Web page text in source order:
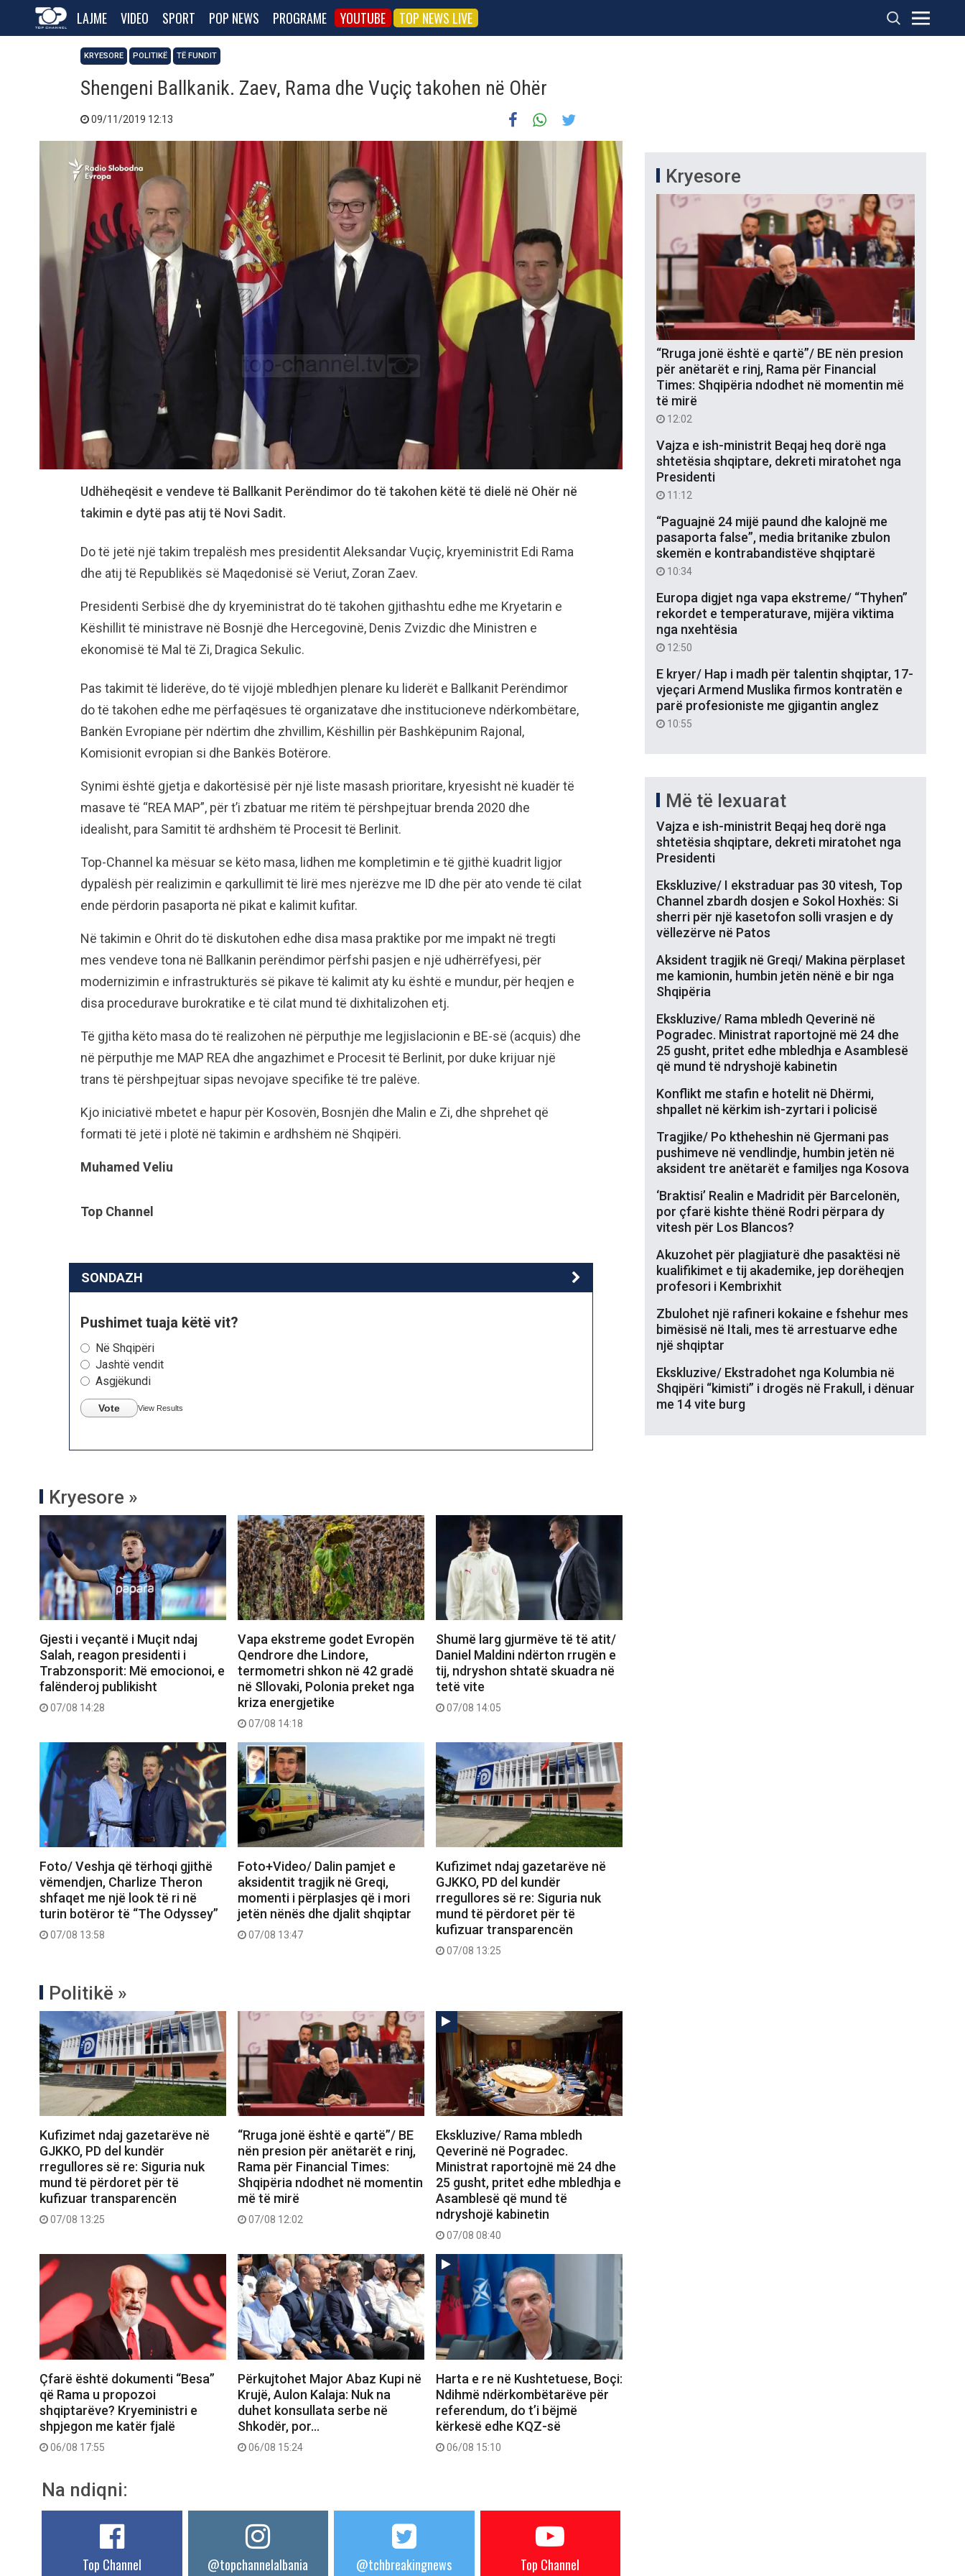
LAJME VIDEO SPORT POP NEWS PROGRAME YOUTUBE TOP NEWS LIVE
KRYESORE POLITIKË TË FUNDIT
Shengeni Ballkanik. Zaev, Rama dhe Vuçiç takohen në Ohër
09/11/2019 12:13
Udhëheqësit e vendeve të Ballkanit Perëndimor do të takohen këtë të dielë në Ohër në
takimin e dytë pas atij të Novi Sadit.
Do të jetë një takim trepalësh mes presidentit Aleksandar Vuçiç, kryeministrit Edi Rama
dhe atij të Republikës së Maqedonisë së Veriut, Zoran Zaev.
Presidenti Serbisë dhe dy kryeministrat do të takohen gjithashtu edhe me Kryetarin e
Këshillit të ministrave në Bosnjë dhe Hercegovinë, Denis Zvizdic dhe Ministren e
ekonomisë të Mal të Zi, Dragica Sekulic.
Pas takimit të liderëve, do të vijojë mbledhjen plenare ku liderët e Ballkanit Perëndimor
do të takohen edhe me përfaqësues të organizatave dhe institucioneve ndërkombëtare,
Bankën Evropiane për ndërtim dhe zhvillim, Këshillin për Bashkëpunim Rajonal,
Komisionit evropian si dhe Bankës Botërore.
Synimi është gjetja e dakortësisë për një liste masash prioritare, kryesisht në kuadër të
masave të “REA MAP”, për t’i zbatuar me ritëm të përshpejtuar brenda 2020 dhe
idealisht, para Samitit të ardhshëm të Procesit të Berlinit.
Top-Channel ka mësuar se këto masa, lidhen me kompletimin e të gjithë kuadrit ligjor
dypalësh për realizimin e qarkullimit të lirë mes njerëzve me ID dhe për ato vende të cilat
ende përdorin pasaporta në pikat e kalimit kufitar.
Në takimin e Ohrit do të diskutohen edhe disa masa praktike por me impakt në tregti
mes vendeve tona në Ballkanin perëndimor përfshi pasjen e një udhërrëfyesi, për
modernizimin e infrastrukturës së pikave të kalimit aty ku është e mundur, për heqjen e
disa procedurave burokratike e të cilat mund të dixhitalizohen etj.
Të gjitha këto masa do të realizohen në përputhje me legjislacionin e BE-së (acquis) dhe
në përputhje me MAP REA dhe angazhimet e Procesit të Berlinit, por duke krijuar një
trans të përshpejtuar sipas nevojave specifike të tre palëve.
Kjo iniciativë mbetet e hapur për Kosovën, Bosnjën dhe Malin e Zi, dhe shprehet që
formati të jetë i plotë në takimin e ardhshëm në Shqipëri.
Muhamed Veliu
Top Channel
SONDAZH
Pushimet tuaja këtë vit?
Në Shqipëri
Jashtë vendit
Asgjëkundi
Vote View Results
Kryesore »
Gjesti i veçantë i Muçit ndaj
Salah, reagon presidenti i
Trabzonsporit: Më emocionoi, e
falënderoj publikisht
07/08 14:28
Vapa ekstreme godet Evropën
Qendrore dhe Lindore,
termometri shkon në 42 gradë
në Sllovaki, Polonia preket nga
kriza energjetike
07/08 14:18
Shumë larg gjurmëve të të atit/
Daniel Maldini ndërton rrugën e
tij, ndryshon shtatë skuadra në
tetë vite
07/08 14:05
Foto/ Veshja që tërhoqi gjithë
vëmendjen, Charlize Theron
shfaqet me një look të ri në
turin botëror të “The Odyssey”
07/08 13:58
Foto+Video/ Dalin pamjet e
aksidentit tragjik në Greqi,
momenti i përplasjes që i mori
jetën nënës dhe djalit shqiptar
07/08 13:47
Kufizimet ndaj gazetarëve në
GJKKO, PD del kundër
rregullores së re: Siguria nuk
mund të përdoret për të
kufizuar transparencën
07/08 13:25
Politikë »
Kufizimet ndaj gazetarëve në
GJKKO, PD del kundër
rregullores së re: Siguria nuk
mund të përdoret për të
kufizuar transparencën
07/08 13:25
“Rruga jonë është e qartë”/ BE
nën presion për anëtarët e rinj,
Rama për Financial Times:
Shqipëria ndodhet në momentin
më të mirë
07/08 12:02
Ekskluzive/ Rama mbledh
Qeverinë në Pogradec.
Ministrat raportojnë më 24 dhe
25 gusht, pritet edhe mbledhja e
Asamblesë që mund të
ndryshojë kabinetin
07/08 08:40
Çfarë është dokumenti “Besa”
që Rama u propozoi
shqiptarëve? Kryeministri e
shpjegon me katër fjalë
06/08 17:55
Përkujtohet Major Abaz Kupi në
Krujë, Aulon Kalaja: Nuk na
duhet konsullata serbe në
Shkodër, por…
06/08 15:24
Harta e re në Kushtetuese, Boçi:
Ndihmë ndërkombëtarëve për
referendum, do t’i bëjmë
kërkesë edhe KQZ-së
06/08 15:10
Na ndiqni:
Top Channel @topchannelalbania @tchbreakingnews Top Channel
Kryesore
“Rruga jonë është e qartë”/ BE nën presion
për anëtarët e rinj, Rama për Financial
Times: Shqipëria ndodhet në momentin më
të mirë
12:02
Vajza e ish-ministrit Beqaj heq dorë nga
shtetësia shqiptare, dekreti miratohet nga
Presidenti
11:12
“Paguajnë 24 mijë paund dhe kalojnë me
pasaporta false”, media britanike zbulon
skemën e kontrabandistëve shqiptarë
10:34
Europa digjet nga vapa ekstreme/ “Thyhen”
rekordet e temperaturave, mijëra viktima
nga nxehtësia
12:50
E kryer/ Hap i madh për talentin shqiptar, 17-
vjeçari Armend Muslika firmos kontratën e
parë profesioniste me gjigantin anglez
10:55
Më të lexuarat
Vajza e ish-ministrit Beqaj heq dorë nga
shtetësia shqiptare, dekreti miratohet nga
Presidenti
Ekskluzive/ I ekstraduar pas 30 vitesh, Top
Channel zbardh dosjen e Sokol Hoxhës: Si
sherri për një kasetofon solli vrasjen e dy
vëllezërve në Patos
Aksident tragjik në Greqi/ Makina përplaset
me kamionin, humbin jetën nënë e bir nga
Shqipëria
Ekskluzive/ Rama mbledh Qeverinë në
Pogradec. Ministrat raportojnë më 24 dhe
25 gusht, pritet edhe mbledhja e Asamblesë
që mund të ndryshojë kabinetin
Konflikt me stafin e hotelit në Dhërmi,
shpallet në kërkim ish-zyrtari i policisë
Tragjike/ Po ktheheshin në Gjermani pas
pushimeve në vendlindje, humbin jetën në
aksident tre anëtarët e familjes nga Kosova
‘Braktisi’ Realin e Madridit për Barcelonën,
por çfarë kishte thënë Rodri përpara dy
vitesh për Los Blancos?
Akuzohet për plagjiaturë dhe pasaktësi në
kualifikimet e tij akademike, jep dorëheqjen
profesori i Kembrixhit
Zbulohet një rafineri kokaine e fshehur mes
bimësisë në Itali, mes të arrestuarve edhe
një shqiptar
Ekskluzive/ Ekstradohet nga Kolumbia në
Shqipëri “kimisti” i drogës në Frakull, i dënuar
me 14 vite burg